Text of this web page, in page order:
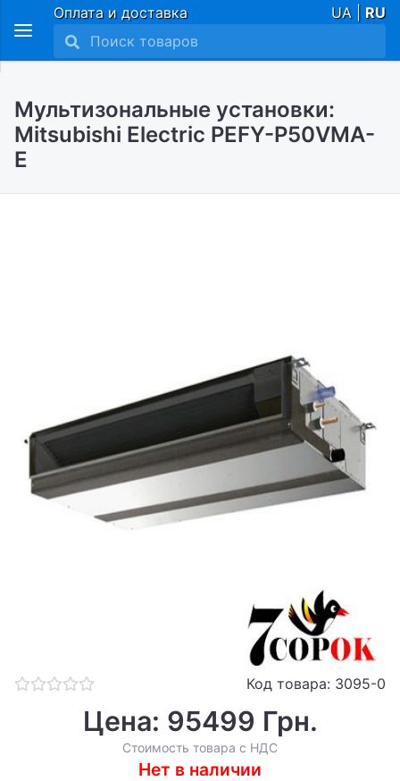
Оплата и доставка UA | RU
Мультизональные установки:
Mitsubishi Electric PEFY-P50VMA-
E
Код товара: 3095-0
Цена: 95499 Грн.
Стоимость товара с НДС
Нет в наличии